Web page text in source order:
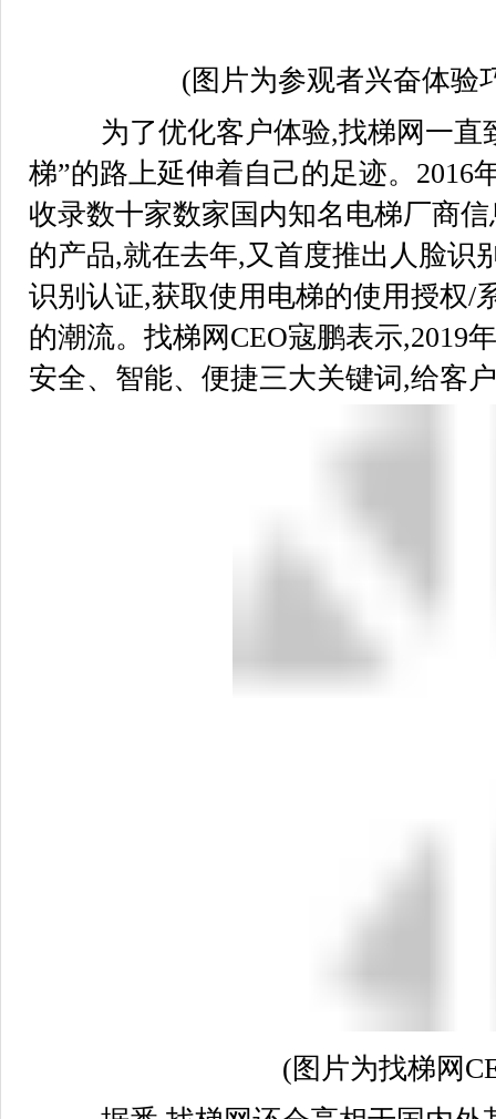
(图片为参观者兴奋体验
为了优化客户体验,找梯网一直
梯”的路上延伸着自己的足迹。2016
收录数十家数家国内知名电梯厂商
的产品,就在去年,又首度推出人脸识
识别认证,获取使用电梯的使用授权/
的潮流。找梯网CEO寇鹏表示,2019
安全、智能、便捷三大关键词,给客
(图片为找梯网